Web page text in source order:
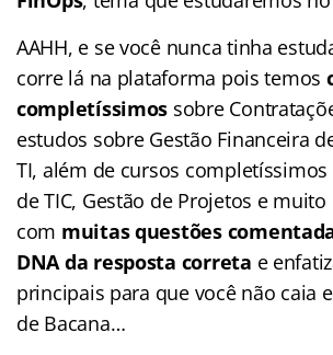
AAHH, e se você nunca tinha
corre lá na plataforma pois temos
completíssimos sobre
estudos sobre Gestão Financeira
TI, além de cursos completíssimos
de TIC, Gestão de Projetos e
com muitas questões
DNA da resposta correta e
principais para que você não caia
de Bacana…